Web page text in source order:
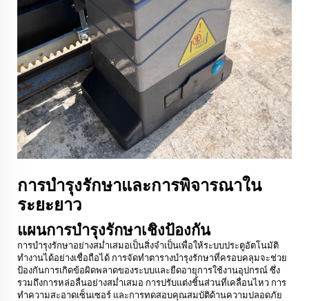
การบำรุงรักษาและการพิจารณาใน
ระยะยาว
แผนการบำรุงรักษาเชิงป้องกัน
การบำรุงรักษาอย่างสม่ำเสมอเป็นสิ่งจำเป็นเพื่อให้ระบบประตูอัตโนมัติ
ทำงานได้อย่างเชื่อถือได้ การจัดทำตารางบำรุงรักษาที่ครอบคลุมจะช่วย
ป้องกันการเกิดข้อผิดพลาดของระบบและยืดอายุการใช้งานอุปกรณ์ ซึ่ง
รวมถึงการหล่อลื่นอย่างสม่ำเสมอ การปรับแต่งชิ้นส่วนที่เคลื่อนไหว การ
ทำความสะอาดเซ็นเซอร์ และการทดสอบคุณสมบัติด้านความปลอดภัย